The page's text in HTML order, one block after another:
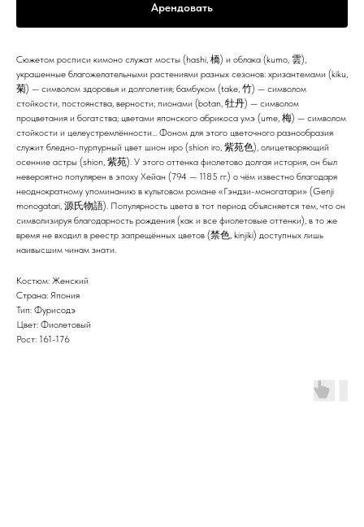
Арендовать
Сюжетом росписи кимоно служат мосты (hashi, 橋) и облака (kumo, 雲),
украшенные благожелательными растениями разных сезонов: хризантемами (kiku,
菊) — символом здоровья и долголетия; бамбуком (take, 竹) — символом
стойкости, постоянства, верности; пионами (botan, 牡丹) — символом
процветания и богатства; цветами японского абрикоса умэ (ume, 梅) — символом
стойкости и целеустремлённости... Фоном для этого цветочного разнообразия
служит бледно-пурпурный цвет шион иро (shion iro, 紫苑色), олицетворяющий
осенние астры (shion, 紫苑). У этого оттенка фиолетово долгая история, он был
невероятно популярен в эпоху Хейан (794 — 1185 гг.) о чём известно благодаря
неоднократному упоминанию в культовом романе «Гэндзи-моногатaри» (Genji
monogatari, 源氏物語). Популярность цвета в тот период объясняется тем, что он
символизируя благодарность рождения (как и все фиолетовые оттенки), в то же
время не входил в реестр запрещённых цветов (禁色, kinjiki) доступных лишь
наивысшим чинам знати.
Костюм: Женский
Страна: Япония
Тип: Фурисодэ
Цвет: Фиолетовый
Рост: 161-176